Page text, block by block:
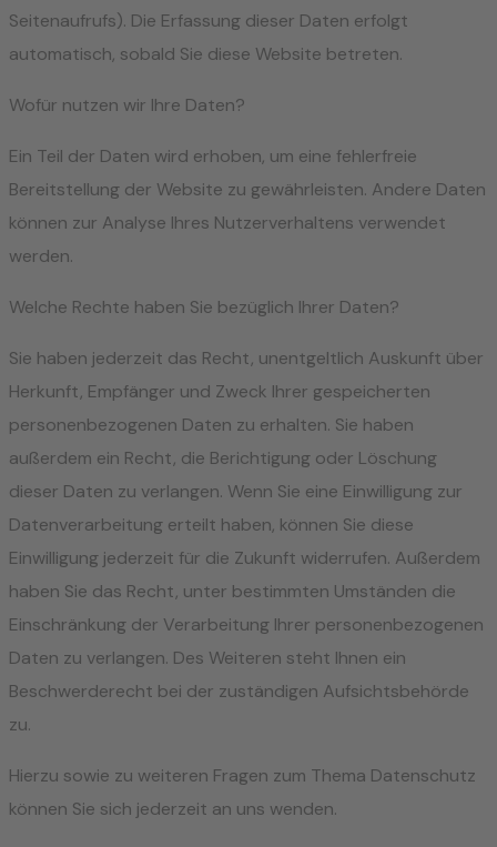
Seitenaufrufs). Die Erfassung dieser Daten erfolgt
automatisch, sobald Sie diese Website betreten.
Wofür nutzen wir Ihre Daten?
Ein Teil der Daten wird erhoben, um eine fehlerfreie
Bereitstellung der Website zu gewährleisten. Andere Daten
können zur Analyse Ihres Nutzerverhaltens verwendet
werden.
Welche Rechte haben Sie bezüglich Ihrer Daten?
Sie haben jederzeit das Recht, unentgeltlich Auskunft über
Herkunft, Empfänger und Zweck Ihrer gespeicherten
personenbezogenen Daten zu erhalten. Sie haben
außerdem ein Recht, die Berichtigung oder Löschung
dieser Daten zu verlangen. Wenn Sie eine Einwilligung zur
Datenverarbeitung erteilt haben, können Sie diese
Einwilligung jederzeit für die Zukunft widerrufen. Außerdem
haben Sie das Recht, unter bestimmten Umständen die
Einschränkung der Verarbeitung Ihrer personenbezogenen
Daten zu verlangen. Des Weiteren steht Ihnen ein
Beschwerderecht bei der zuständigen Aufsichtsbehörde
zu.
Hierzu sowie zu weiteren Fragen zum Thema Datenschutz
können Sie sich jederzeit an uns wenden.